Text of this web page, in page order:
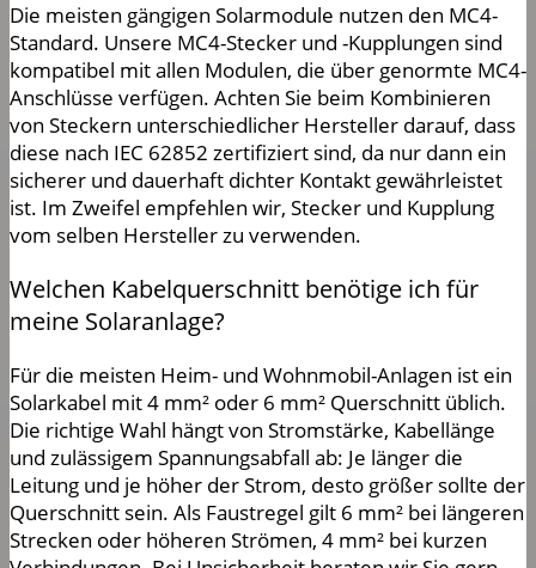
Die meisten gängigen Solarmodule nutzen den MC4-
Standard. Unsere MC4-Stecker und -Kupplungen sind
kompatibel mit allen Modulen, die über genormte MC4-
Anschlüsse verfügen. Achten Sie beim Kombinieren
von Steckern unterschiedlicher Hersteller darauf, dass
diese nach IEC 62852 zertifiziert sind, da nur dann ein
sicherer und dauerhaft dichter Kontakt gewährleistet
ist. Im Zweifel empfehlen wir, Stecker und Kupplung
vom selben Hersteller zu verwenden.
Welchen Kabelquerschnitt benötige ich für
meine Solaranlage?
Für die meisten Heim- und Wohnmobil-Anlagen ist ein
Solarkabel mit 4 mm² oder 6 mm² Querschnitt üblich.
Die richtige Wahl hängt von Stromstärke, Kabellänge
und zulässigem Spannungsabfall ab: Je länger die
Leitung und je höher der Strom, desto größer sollte der
Querschnitt sein. Als Faustregel gilt 6 mm² bei längeren
Strecken oder höheren Strömen, 4 mm² bei kurzen